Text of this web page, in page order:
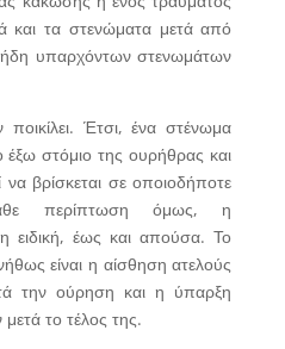
και τα στενώματα μετά από
υπαρχόντων στενωμάτων
Έτσι, ένα στένωμα
έξω στόμιο της ουρήθρας και
να βρίσκεται σε οποιοδήποτε
περίπτωση όμως, η
ειδική, έως και απούσα. Το
είναι η αίσθηση ατελούς
την ούρηση και η ύπαρξη
το τέλος της.